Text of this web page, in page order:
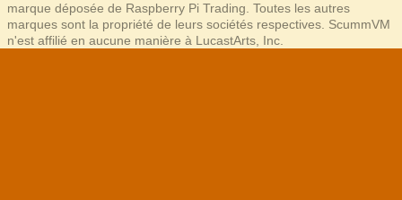
marque déposée de Raspberry Pi Trading. Toutes les autres
marques sont la propriété de leurs sociétés respectives. ScummVM
n'est affilié en aucune manière à LucastArts, Inc.